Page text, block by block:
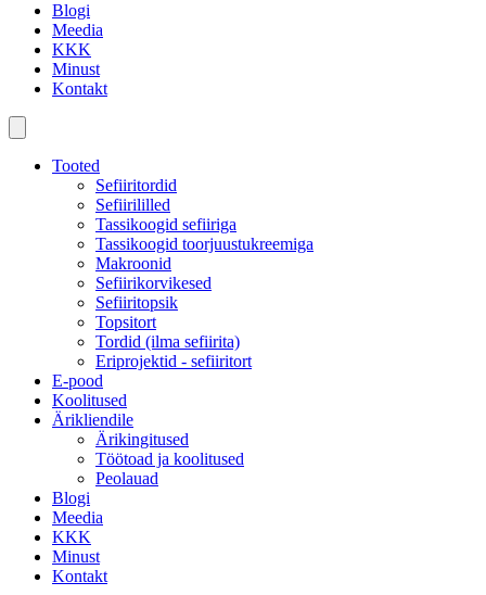
Blogi
Meedia
KKK
Minust
Kontakt
Tooted
Sefiiritordid
Sefiirililled
Tassikoogid sefiiriga
Tassikoogid toorjuustukreemiga
Makroonid
Sefiirikorvikesed
Sefiiritopsik
Topsitort
Tordid (ilma sefiirita)
Eriprojektid - sefiiritort
E-pood
Koolitused
Ärikliendile
Ärikingitused
Töötoad ja koolitused
Peolauad
Blogi
Meedia
KKK
Minust
Kontakt